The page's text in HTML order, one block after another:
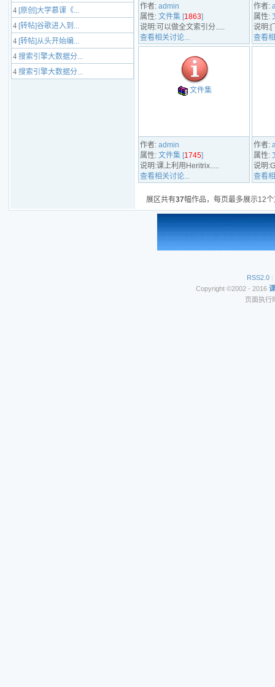
4 [原创]大学慕课《...
4 [转帖]谷歌进入到...
4 [转帖]从头开始编...
4 搜索引擎大数据分...
4 搜索引擎大数据分...
作者: admin
属性: 文件集 [1863]
说明:可以做全文索引分.....
查看相关讨论...
作者:
属性:
说明:[
查看
文件集
作者: admin
属性: 文件集 [1745]
说明:课上利用Heritrix.....
查看相关讨论...
作者:
属性:
说明
查看
展区共有37幅作品，每页最多展示12
RSS2.0 |
Copyright ©2002 - 2016
页面执行